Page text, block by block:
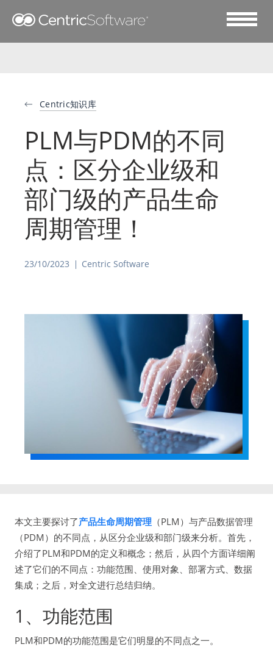
Centric知识库
PLM与PDM的不同
点：区分企业级和
部门级的产品生命
周期管理！
23/10/2023 Centric Software
本文主要探讨了产品生命周期管理 （PLM）与产品数据管理
（PDM）的不同点，从区分企业级和部门级来分析。首先，
介绍了PLM和PDM的定义和概念；然后，从四个方面详细阐
述了它们的不同点：功能范围、使用对象、部署方式、数据
集成；之后，对全文进行总结归纳。
1、功能范围
PLM和PDM的功能范围是它们明显的不同点之一。